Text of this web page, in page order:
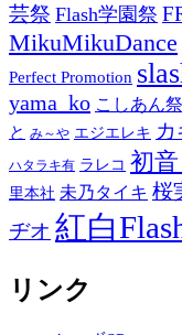
芸祭 Flash学園祭
MikuMikuDance
Perfect Promotion
yama_ko こしあん
と み～や エジエレキ カ
ハタラキ有 ラレコ 初
里本社 未乃タイキ 桜
ヂオ 紅白
リンク